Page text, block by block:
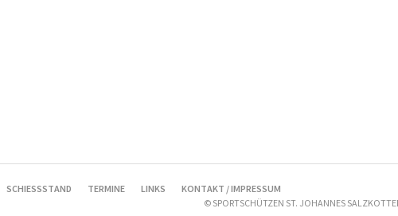
SCHIESSSTAND TERMINE LINKS
KONTAKT / IMPRESSUM
© SPORTSCHÜTZEN ST. JOHANNES